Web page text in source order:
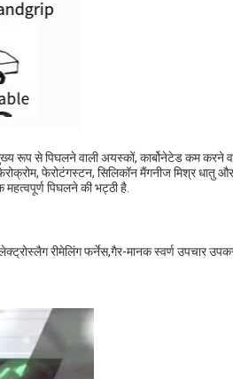
मुख्य रूप से पिघलने वाली अयस्कों, कार्बोनेटेड कम करने
फेरोटंगस्टन, सिलिकॉन मैंगनीज मिश्र धातु
पिघलने की भट्ठी है.
रीमेलिंग फर्नेस,गैर-मानक स्वर्ण उपचार